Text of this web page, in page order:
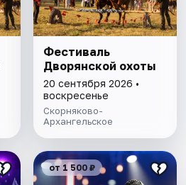
Фестиваль
Дворянской охоты
20 сентября 2026 •
воскресенье
Скорняково-
Архангельское
от 1 500 ₽